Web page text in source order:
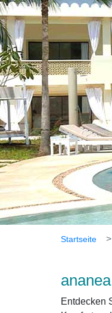
Startseite
Entdecken